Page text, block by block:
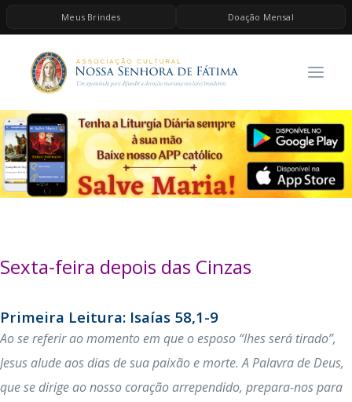
Meus Brindes Doação Mensal
HOME
A ASSOCIAÇÃO
CONTEÚDOS DE MARIA
ESPIRITUALIDADE
AS MELHORES MÚSICAS CATÓLICAS
BRINDES
Sexta-feira depois das Cinzas
Primeira Leitura: Isaías 58,1-9
Ao se referir ao momento em que o esposo “lhes será tirado”,
Jesus alude aos dias de sua paixão e morte. A Palavra de Deus,
que se dirige ao nosso coração arrependido, prepara-nos para